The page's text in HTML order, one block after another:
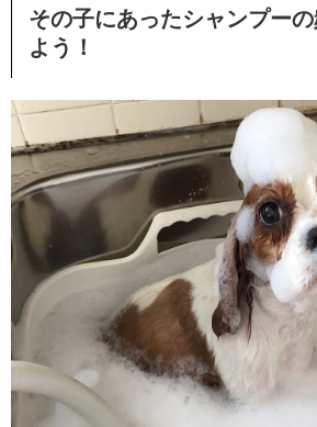
その子にあったシャンプー
よう！